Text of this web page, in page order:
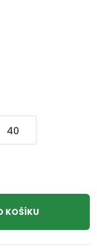
40